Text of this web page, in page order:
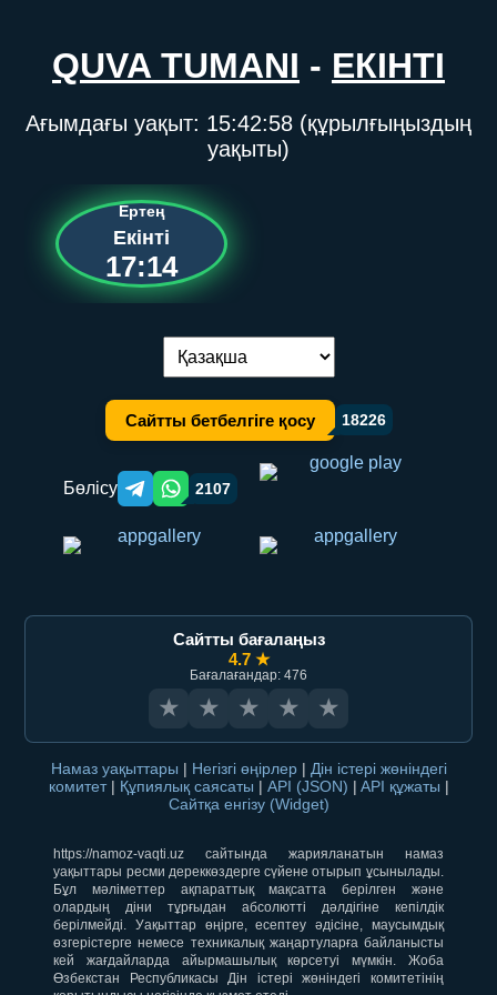
QUVA TUMANI - ЕКІНТІ
Ағымдағы уақыт: 15:42:59 (құрылғыңыздың
уақыты)
Ертең
Екінті
17:14
Тілді ауыстыру:
Сайтты бетбелгіге қосу 18226
Бөлісу Telegram orqali ulashish
WhatsApp orqali ulashish
2107
Сайтты бағалаңыз
4.7 ★
Бағалағандар: 476
★ ★ ★ ★ ★
Намаз уақыттары | Негізгі өңірлер | Дін істері жөніндегі
комитет | Құпиялық саясаты | API (JSON) | API құжаты |
Сайтқа енгізу (Widget)
https://namoz-vaqti.uz сайтында жарияланатын намаз
уақыттары ресми дереккөздерге сүйене отырып ұсынылады.
Бұл мәліметтер ақпараттық мақсатта берілген және
олардың діни тұрғыдан абсолютті дәлдігіне кепілдік
берілмейді. Уақыттар өңірге, есептеу әдісіне, маусымдық
өзгерістерге немесе техникалық жаңартуларға байланысты
кей жағдайларда айырмашылық көрсетуі мүмкін. Жоба
Өзбекстан Республикасы Дін істері жөніндегі комитетінің